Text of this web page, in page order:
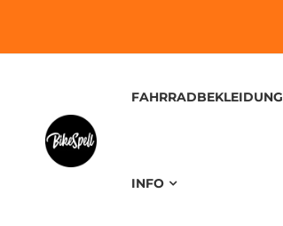
FAHRRADBEKLEIDUNG
INFO